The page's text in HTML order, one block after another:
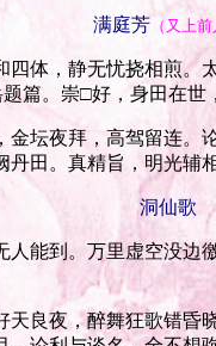
满庭芳（又上前
体，静无忧挠相煎。
篇。崇□好，身田在世
坛夜拜，高驾留连。
丹田。真精旨，明光辅
洞仙歌
能到。万里虚空没边
良夜，醉舞狂歌错昏